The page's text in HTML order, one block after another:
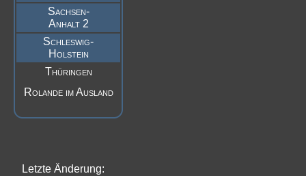
Sachsen-
Anhalt 2
Schleswig-
Holstein
Thüringen
Rolande im Ausland
Letzte Änderung: